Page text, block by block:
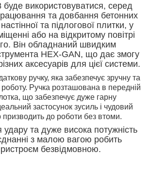
використовуватися, серед
та довбання бетонних
та підлогової плитки, у
або на відкритому повітрі
Він обладнаний швидким
HEX-GAN, що дає змогу
аксесуарів для цієї системи.
ручку, яка забезпечує зручну та
Ручка розташована в передній
що забезпечує дуже гарну
застосунок зусиль і чудовий
до роботи без втоми.
удару та дуже висока потужність
з малою вагою робить
безвідмовною.